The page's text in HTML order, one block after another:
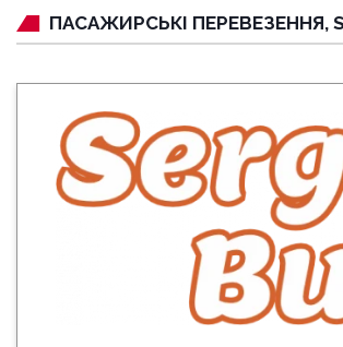
ПАСАЖИРСЬКІ ПЕРЕВЕЗЕННЯ,